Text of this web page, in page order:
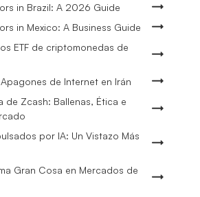
in Brazil: A 2026 Guide
in Mexico: A Business Guide
ETF de criptomonedas de
de Internet en Irán
de Zcash: Ballenas, Ética e
por IA: Un Vistazo Más
Gran Cosa en Mercados de